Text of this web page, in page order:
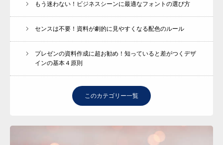
もう迷わない！ビジネスシーンに最適なフォントの選び方
センスは不要！資料が劇的に見やすくなる配色のルール
プレゼンの資料作成に超お勧め！知っていると差がつくデザ
インの基本４原則
このカテゴリー一覧